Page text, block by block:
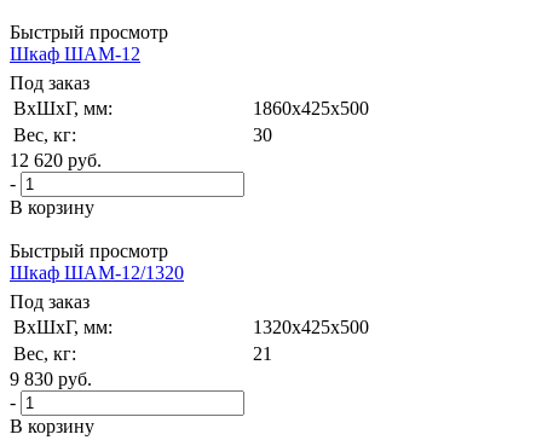
Быстрый просмотр
Шкаф ШАМ-12
Под заказ
ВxШxГ, мм:
1860x425x500
Вес, кг:
30
12 620 руб.
-
В корзину
Быстрый просмотр
Шкаф ШАМ-12/1320
Под заказ
ВxШxГ, мм:
1320x425x500
Вес, кг:
21
9 830 руб.
-
В корзину